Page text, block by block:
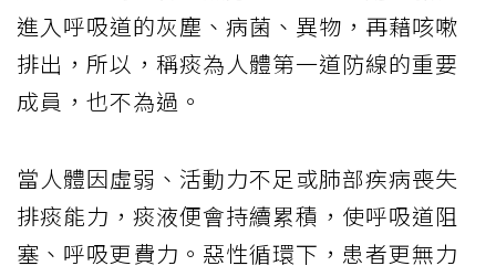
進入呼吸道的灰塵、病菌、異物，再藉咳嗽
排出，所以，稱痰為人體第一道防線的重要
成員，也不為過。
當人體因虛弱、活動力不足或肺部疾病喪失
排痰能力，痰液便會持續累積，使呼吸道阻
塞、呼吸更費力。惡性循環下，患者更無力